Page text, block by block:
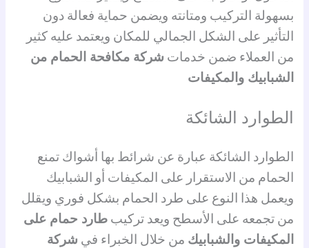
بسهولة التركيب ومتانته ويضمن حماية فعالة دون
التأثير على الشكل الجمالي للمكان ويعتمد عليه كثير
من العملاء ضمن خدمات شركة مكافحة الحمام من
الشبابيك والمكيفات
الطوارد الشائكة
الطوارد الشائكة عبارة عن شرائط بها أشواك تمنع
الحمام من الاستقرار على المكيفات أو الشبابيك
ويعمل هذا النوع على طرد الحمام بشكل فوري ويقلل
من تجمعه على الأسطح ويعد تركيبطارد حمام على
المكيفات والشبابيك من خلال الخبراء في شركة